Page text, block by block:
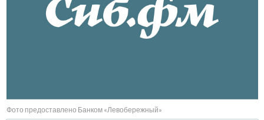
Фото предоставлено Банком «Левобережный»